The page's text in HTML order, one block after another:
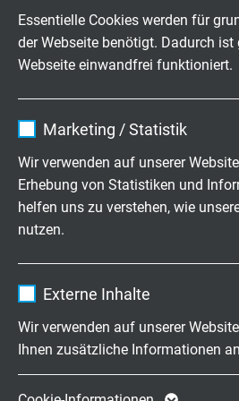
Essentielle Cookies werden für
der Webseite benötigt. Dadurch
Webseite einwandfrei funktioniert.
Laufzeit 1 Jahr
Marketing / Statistik
Wir verwenden auf unserer
Erhebung von Statistiken und
helfen uns zu verstehen, wie
nutzen.
Laufzeit 2 Jahre
Externe Inhalte
Wir verwenden auf unserer
Ihnen zusätzliche Informationen
L02800707 7 x 0,75 mm²
Artikel anfragen
L02801807 18 x 0,75 mm²
Artikel anfragen
L02802507
L02800210